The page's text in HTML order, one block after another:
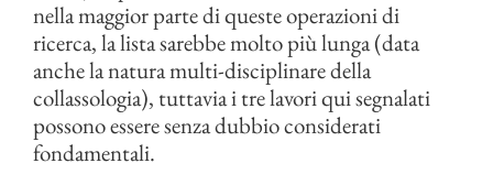
nella maggior parte di queste operazioni di
ricerca, la lista sarebbe molto più lunga (data
anche la natura multi-disciplinare della
collassologia), tuttavia i tre lavori qui segnalati
possono essere senza dubbio considerati
fondamentali.